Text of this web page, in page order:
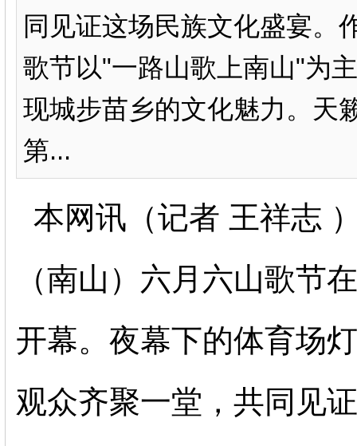
同见证这场民族文化盛宴。
歌节以"一路山歌上南山"为
现城步苗乡的文化魅力。天
第...
本网讯（记者 王祥志
（南山）六月六山歌节
开幕。夜幕下的体育场
观众齐聚一堂，共同见